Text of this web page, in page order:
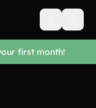
Open
first month!